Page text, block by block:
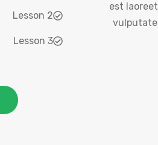
est
Lesson 2
Lesson 3